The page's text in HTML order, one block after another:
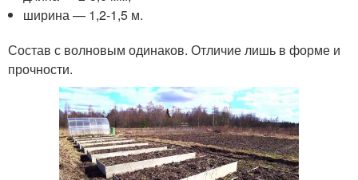
ширина — 1,2-1,5 м.
Состав с волновым одинаков. Отличие лишь в форме и
прочности.